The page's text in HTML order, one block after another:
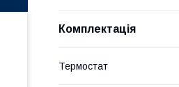
Комплектація
Термостат